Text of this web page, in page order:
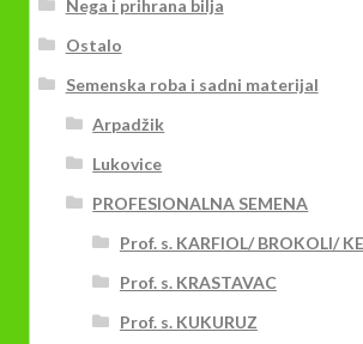
Nega i prihrana bilja
Ostalo
Semenska roba i sadni materijal
Arpadžik
Lukovice
PROFESIONALNA SEMENA
Prof. s. KARFIOL/ BROKOLI/
Prof. s. KRASTAVAC
Prof. s. KUKURUZ